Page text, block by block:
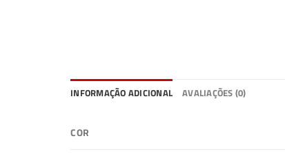
INFORMAÇÃO ADICIONAL AVALIAÇÕES (0)
COR